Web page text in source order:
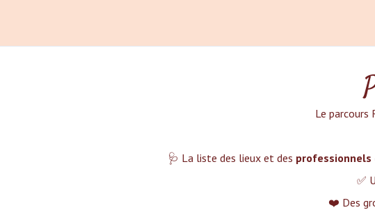
Le parcours
🩺 La liste des lieux et des professionnels
✅
❤️ Des